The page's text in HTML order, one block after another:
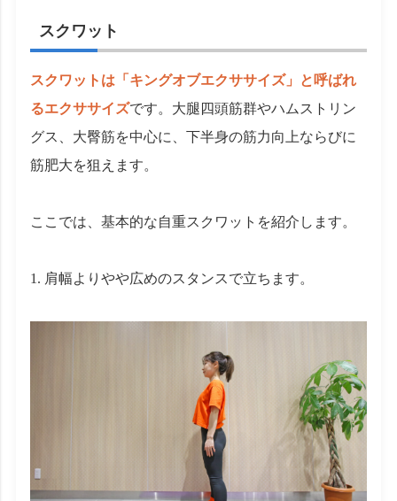
スクワット
スクワットは「キングオブエクササイズ」と呼ばれ
るエクササイズです。大腿四頭筋群やハムストリン
グス、大臀筋を中心に、下半身の筋力向上ならびに
筋肥大を狙えます。
ここでは、基本的な自重スクワットを紹介します。
肩幅よりやや広めのスタンスで立ちます。